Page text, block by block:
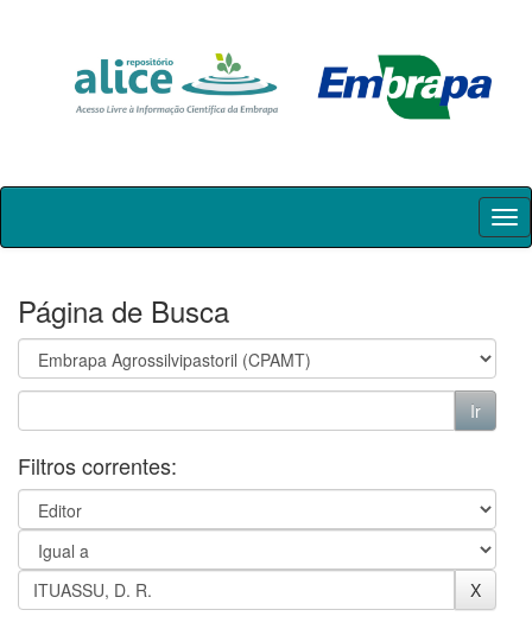
Skip
Página de Busca
Filtros correntes: